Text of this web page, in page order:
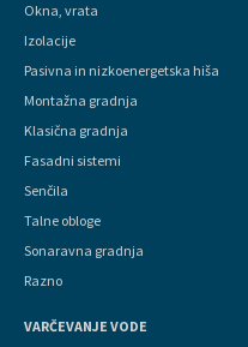
Okna, vrata
Izolacije
Pasivna in nizkoenergetska hiša
Montažna gradnja
Klasična gradnja
Fasadni sistemi
Senčila
Talne obloge
Sonaravna gradnja
Razno
VARČEVANJE VODE